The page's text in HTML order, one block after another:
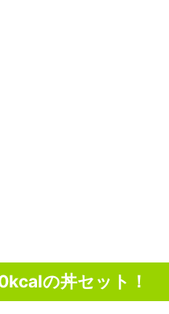
の丼セット！